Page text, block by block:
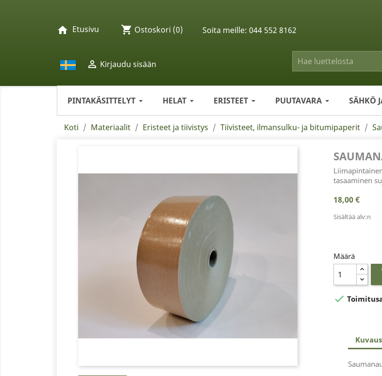
home Etusivu
 Kirjaudu sisään
shopping_cart Ostoskori (0)
PINTAKÄSITTELYT HELAT ERISTEET PUUTAVARA SÄHKÖ
Soita meille: 044 552 8162
Koti Materiaalit Eristeet ja tiivistys Tiivisteet, ilmansulku- ja bitumipaperit
tasaaminen
18,00 €
Sisältää alv:n
Määrä

Kuvaus